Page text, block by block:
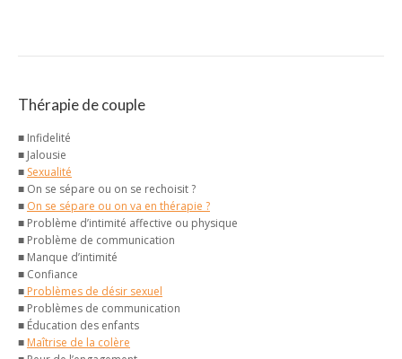
Thérapie de couple
■ Infidelité
■ Jalousie
■ Sexualité
■ On se sépare ou on se rechoisit ?
■ On se sépare ou on va en thérapie ?
■ Problème d’intimité affective ou physique
■ Problème de communication
■ Manque d’intimité
■ Confiance
■ Problèmes de désir sexuel
■ Problèmes de communication
■ Éducation des enfants
■ Maîtrise de la colère